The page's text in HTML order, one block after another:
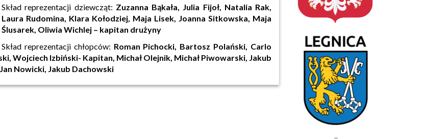
Skład reprezentacji dziewcząt: Zuzanna Bąkała, Julia Fijoł, Natalia Rak,
Laura Rudomina, Klara Kołodziej, Maja Lisek, Joanna Sitkowska, Maja
Ślusarek, Oliwia Wichlej – kapitan drużyny
Skład reprezentacji chłopców: Roman Pichocki, Bartosz Polański, Carlo
Wojciech Izbiński- Kapitan, Michał Olejnik, Michał Piwowarski, Jakub
Nowicki, Jakub Dachowski